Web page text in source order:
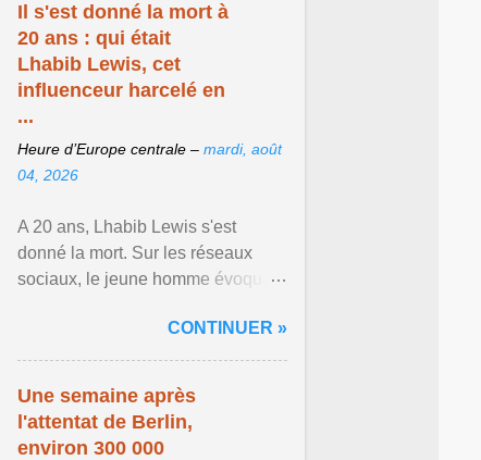
Il s'est donné la mort à
20 ans : qui était
Lhabib Lewis, cet
influenceur harcelé en
...
Heure d’Europe centrale – mardi, août
04, 2026
A 20 ans, Lhabib Lewis s'est
donné la mort. Sur les réseaux
sociaux, le jeune homme évoquait
santé mentale, sa sexualité et
Afficher l'article ...
CONTINUER »
Une semaine après
l'attentat de Berlin,
environ 300 000